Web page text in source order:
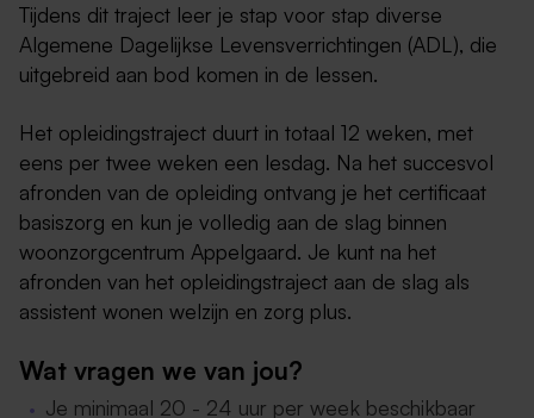
Tijdens dit traject leer je stap voor stap diverse
Algemene Dagelijkse Levensverrichtingen (ADL), die
uitgebreid aan bod komen in de lessen.
Het opleidingstraject duurt in totaal 12 weken, met
eens per twee weken een lesdag. Na het succesvol
afronden van de opleiding ontvang je het certificaat
basiszorg en kun je volledig aan de slag binnen
woonzorgcentrum Appelgaard. Je kunt na het
afronden van het opleidingstraject aan de slag als
assistent wonen welzijn en zorg plus.
Wat vragen we van jou?
Je minimaal 20 - 24 uur per week beschikbaar